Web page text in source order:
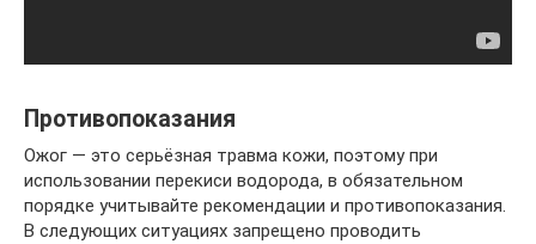
Противопоказания
Ожог — это серьёзная травма кожи, поэтому при
использовании перекиси водорода, в обязательном
порядке учитывайте рекомендации и противопоказания.
В следующих ситуациях запрещено проводить